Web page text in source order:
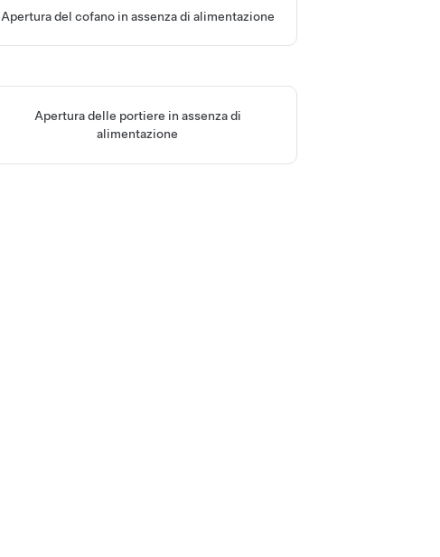
Apertura del cofano in assenza di alimentazione
Apertura delle portiere in assenza di
alimentazione